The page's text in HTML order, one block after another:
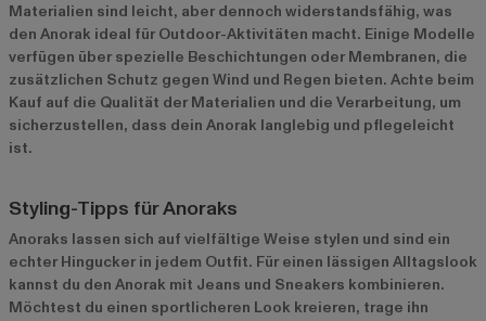
Materialien sind leicht, aber dennoch widerstandsfähig, was
den Anorak ideal für Outdoor-Aktivitäten macht. Einige Modelle
verfügen über spezielle Beschichtungen oder Membranen, die
zusätzlichen Schutz gegen Wind und Regen bieten. Achte beim
Kauf auf die Qualität der Materialien und die Verarbeitung, um
sicherzustellen, dass dein Anorak langlebig und pflegeleicht
ist.
Styling-Tipps für Anoraks
Anoraks lassen sich auf vielfältige Weise stylen und sind ein
echter Hingucker in jedem Outfit. Für einen lässigen Alltagslook
kannst du den Anorak mit Jeans und Sneakers kombinieren.
Möchtest du einen sportlicheren Look kreieren, trage ihn